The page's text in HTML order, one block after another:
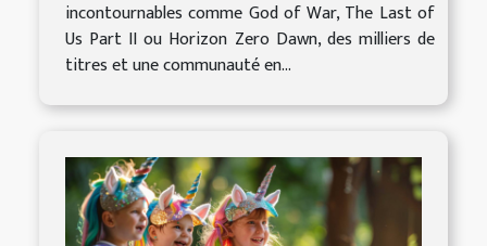
incontournables comme God of War, The Last of
Us Part II ou Horizon Zero Dawn, des milliers de
titres et une communauté en...